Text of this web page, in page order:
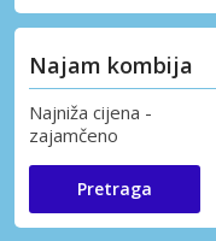
Najam kombija
Najniža cijena -
zajamčeno
Pretraga